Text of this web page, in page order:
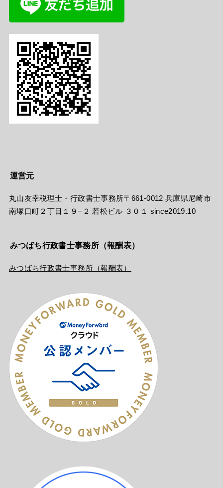
運営元
丸山友幸税理士・行政書士事務所〒661-0012 兵庫県尼崎市
南塚口町２丁目１９−２ 若松ビル ３０１ since2019.10
みつばち行政書士事務所（報酬表）
みつばち行政書士事務所（報酬表）